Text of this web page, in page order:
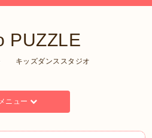
PUZZLE
キッズダンススタジオ
メニュー